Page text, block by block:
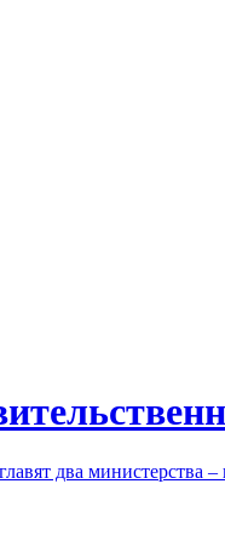
два министерства –